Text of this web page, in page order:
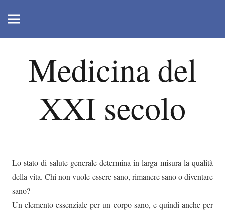
Medicina del
XXI secolo
Lo stato di salute generale determina in larga misura la qualità
della vita. Chi non vuole essere sano, rimanere sano o diventare
sano?
Un elemento essenziale per un corpo sano, e quindi anche per